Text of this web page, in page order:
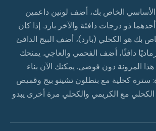
الأساسي الخاص بك، أضف لونين داعمين
ذو درجات دافئة والآخر بارد. إذا كان
بك هو الكحلي (بارد)، أضف البيج الدافئ
دافئًا، أضف الفحمي والعاجي. يمنحك
هذا المرونة دون فوضى. يمكنك الآن بناء
سترة كحلية مع بنطلون تشينو بيج وقميص
مع الكريمي والكحلي مرة أخرى يبدو